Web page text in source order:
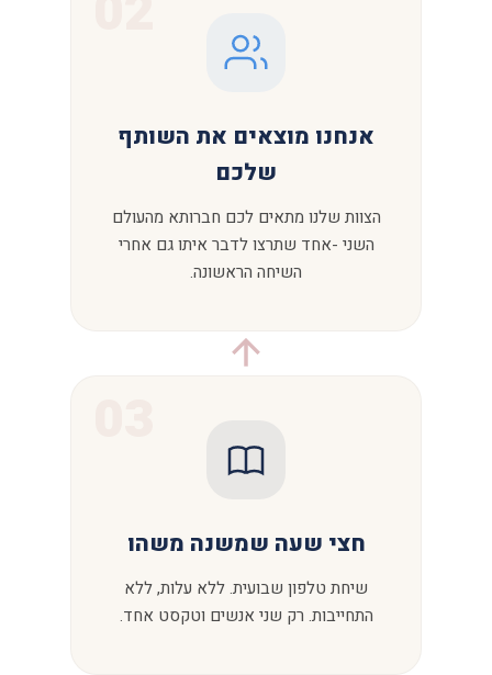
אנחנו מוצאים את השותף
שלכם
הצוות שלנו מתאים לכם חברותא מהעולם
השני -אחד שתרצו לדבר איתו גם אחרי
השיחה הראשונה.
חצי שעה שמשנה משהו
שיחת טלפון שבועית. ללא עלות, ללא
התחייבות. רק שני אנשים וטקסט אחד.